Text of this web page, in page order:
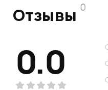
Отзывы 0
0.0